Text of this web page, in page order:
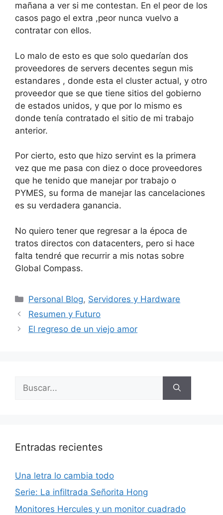
mañana a ver si me contestan. En el peor de los
casos pago el extra ,peor nunca vuelvo a
contratar con ellos.
Lo malo de esto es que solo quedarían dos
proveedores de servers decentes segun mis
estandares , donde esta el cluster actual, y otro
proveedor que se que tiene sitios del gobierno
de estados unidos, y que por lo mismo es
donde tenía contratado el sitio de mi trabajo
anterior.
Por cierto, esto que hizo servint es la primera
vez que me pasa con diez o doce proveedores
que he tenido que manejar por trabajo o
PYMES, su forma de manejar las cancelaciones
es su verdadera ganancia.
No quiero tener que regresar a la época de
tratos directos con datacenters, pero si hace
falta tendré que recurrir a mis notas sobre
Global Compass.
Categorías
Personal Blog, Servidores y Hardware
Resumen y Futuro
El regreso de un viejo amor
Entradas recientes
Una letra lo cambia todo
Serie: La infiltrada Señorita Hong
Monitores Hercules y un monitor cuadrado